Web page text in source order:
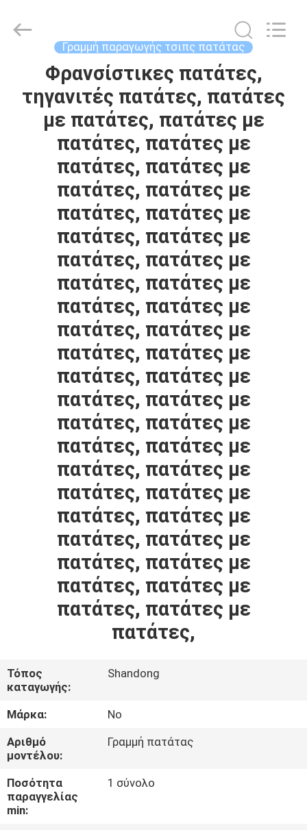
ΣΠΊΤΙ
ΠΡΟΪΌΝΤΑ
ΠΕΡΊΠΟΥ
ΓΎΡΟΣ
ΕΡΓΟΣΤΑΣΊΩΝ
ΠΟΙΟΤΙΚΌΣ
ΈΛΕΓΧΟΣ
ΕΛΆΤΕ
ΕΠΑΦΉ
ΕΙΔΉΣΕΙΣ
ΠΕΡΙΠΤΏΣΕΙΣ
προμηθευτής.
Copyright
frenchfriesline.com.
Γραμμή παραγωγής τσιπς πατάτας
Φρανσίστικες πατάτες,
τηγανιτές πατάτες, πατάτες
με πατάτες, πατάτες με
πατάτες, πατάτες με
πατάτες, πατάτες με
πατάτες, πατάτες με
πατάτες, πατάτες με
πατάτες, πατάτες με
πατάτες, πατάτες με
πατάτες, πατάτες με
πατάτες, πατάτες με
πατάτες, πατάτες με
πατάτες, πατάτες με
πατάτες, πατάτες με
πατάτες, πατάτες με
πατάτες, πατάτες με
πατάτες, πατάτες με
πατάτες, πατάτες με
πατάτες, πατάτες με
πατάτες, πατάτες με
πατάτες, πατάτες με
πατάτες, πατάτες με
πατάτες, πατάτες με
πατάτες, πατάτες με
πατάτες,
Τόπος
καταγωγής:
Shandong
Μάρκα:
No
Αριθμό
μοντέλου:
Γραμμή πατάτας
Ποσότητα
παραγγελίας
min:
1 σύνολο